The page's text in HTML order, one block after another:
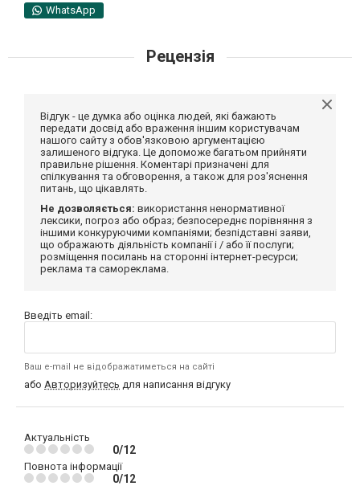
WhatsApp
Рецензія
Відгук - це думка або оцінка людей, які бажають
передати досвід або враження іншим користувачам
нашого сайту з обов'язковою аргументацією
залишеного відгука. Це допоможе багатьом прийняти
правильне рішення. Коментарі призначені для
спілкування та обговорення, а також для роз'яснення
питань, що цікавлять.
Не дозволяється: використання ненормативної
лексики, погроз або образ; безпосереднє порівняння з
іншими конкуруючими компаніями; безпідставні заяви,
що ображають діяльність компанії і / або її послуги;
розміщення посилань на сторонні інтернет-ресурси;
реклама та самореклама.
Введіть email:
Ваш e-mail не відображатиметься на сайті
або Авторизуйтесь для написання відгуку
Актуальність
0/12
Повнота інформації
0/12